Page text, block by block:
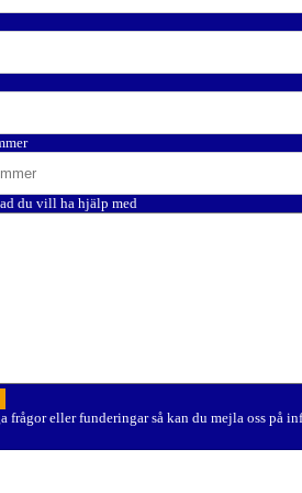
du vill ha hjälp med
frågor eller funderingar så kan du mejla oss på